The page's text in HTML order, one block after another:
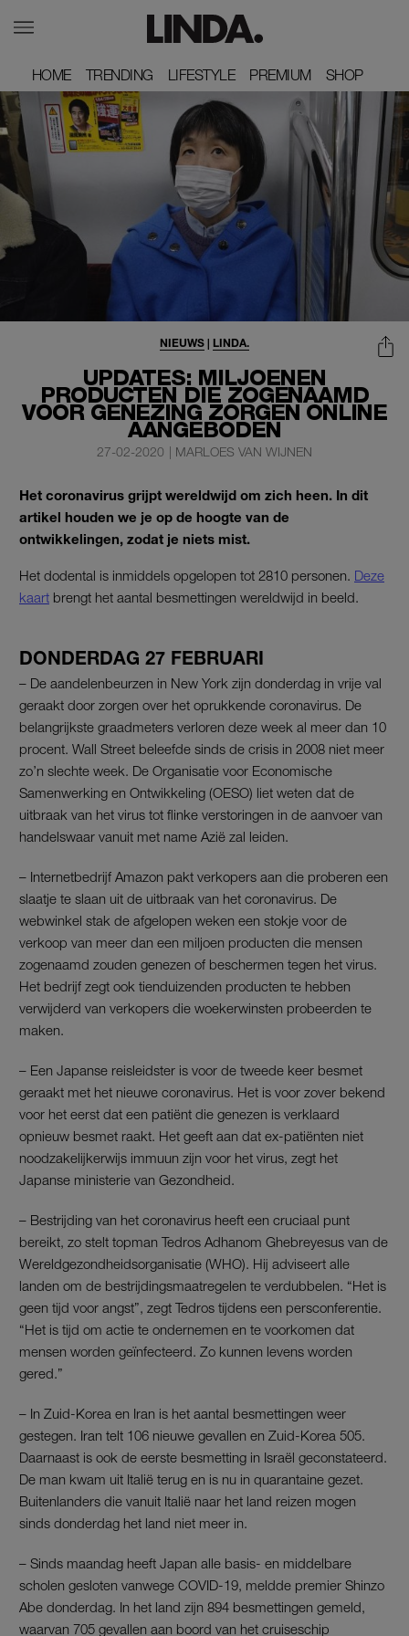
HOME
HOME TRENDING
TRENDING LIFESTYLE
LIFESTYLE PREMIUM
PREMIUM SHOP
SHOP
UPDATES: MILJOENEN
PRODUCTEN DIE ZOGENAAMD
VOOR GENEZING ZORGEN ONLINE
AANGEBODEN
NIEUWS | LINDA.
27-02-2020 | MARLOES VAN WIJNEN
Het coronavirus grijpt wereldwijd om zich heen. In dit
artikel houden we je op de hoogte van de
ontwikkelingen, zodat je niets mist.
Het dodental is inmiddels opgelopen tot 2810 personen. Deze
kaart brengt het aantal besmettingen wereldwijd in beeld.
DONDERDAG 27 FEBRUARI
– De aandelenbeurzen in New York zijn donderdag in vrije val
geraakt door zorgen over het oprukkende coronavirus. De
belangrijkste graadmeters verloren deze week al meer dan 10
procent. Wall Street beleefde sinds de crisis in 2008 niet meer
zo’n slechte week. De Organisatie voor Economische
Samenwerking en Ontwikkeling (OESO) liet weten dat de
uitbraak van het virus tot flinke verstoringen in de aanvoer van
handelswaar vanuit met name Azië zal leiden.
– Internetbedrijf Amazon pakt verkopers aan die proberen een
slaatje te slaan uit de uitbraak van het coronavirus. De
webwinkel stak de afgelopen weken een stokje voor de
verkoop van meer dan een miljoen producten die mensen
zogenaamd zouden genezen of beschermen tegen het virus.
Het bedrijf zegt ook tienduizenden producten te hebben
verwijderd van verkopers die woekerwinsten probeerden te
maken.
– Een Japanse reisleidster is voor de tweede keer besmet
geraakt met het nieuwe coronavirus. Het is voor zover bekend
voor het eerst dat een patiënt die genezen is verklaard
opnieuw besmet raakt. Het geeft aan dat ex-patiënten niet
noodzakelijkerwijs immuun zijn voor het virus, zegt het
Japanse ministerie van Gezondheid.
– Bestrijding van het coronavirus heeft een cruciaal punt
bereikt, zo stelt topman Tedros Adhanom Ghebreyesus van de
Wereldgezondheidsorganisatie (WHO). Hij adviseert alle
landen om de bestrijdingsmaatregelen te verdubbelen. “Het is
geen tijd voor angst”, zegt Tedros tijdens een persconferentie.
“Het is tijd om actie te ondernemen en te voorkomen dat
mensen worden geïnfecteerd. Zo kunnen levens worden
gered.”
– In Zuid-Korea en Iran is het aantal besmettingen weer
gestegen. Iran telt 106 nieuwe gevallen en Zuid-Korea 505.
Daarnaast is ook de eerste besmetting in Israël geconstateerd.
De man kwam uit Italië terug en is nu in quarantaine gezet.
Buitenlanders die vanuit Italië naar het land reizen mogen
sinds donderdag het land niet meer in.
– Sinds maandag heeft Japan alle basis- en middelbare
scholen gesloten vanwege COVID-19, meldde premier Shinzo
Abe donderdag. In het land zijn 894 besmettingen gemeld,
waarvan 705 gevallen aan boord van het cruiseschip